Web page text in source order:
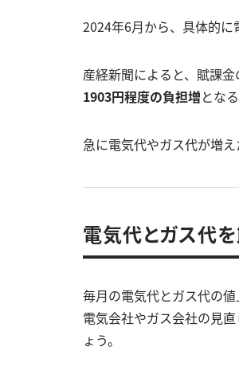
2024年6月から、具体的に
産経新聞によると、賦課
1903円程度の負担増とな
急に電気代やガス代が増
電気代とガス代
毎月の電気代とガス代の
電気会社やガス会社の見
ょう。